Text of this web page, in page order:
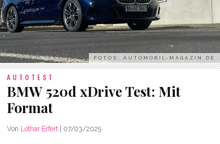
FOTOS: AUTOMOBIL-MAGAZIN.DE
AUTOTEST
BMW 520d xDrive Test: Mit
Format
Von Lothar Erfert | 07/03/2025